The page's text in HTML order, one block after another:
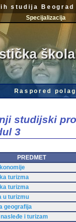
studija Beograd
Specijalizacija
Raspored
studijski
3
PREDMET
turizma
turizma
u turizmu
geografija
i turizam